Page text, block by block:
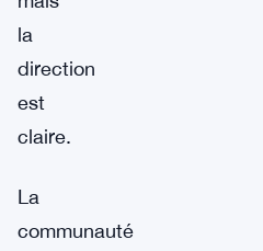
la
direction
est
claire.
La
communauté